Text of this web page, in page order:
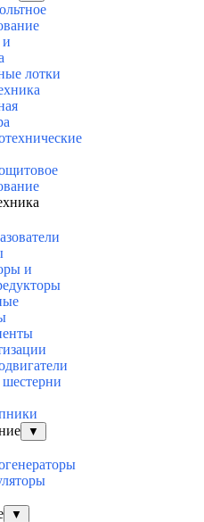
и
лотки
и
▼
▼